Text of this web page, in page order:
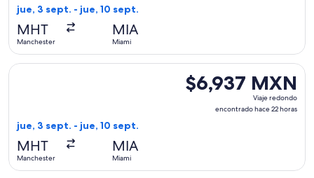
jue, 3 sept. - jue, 10 sept.
MHT
Manchester
MIA
Miami
$6,937 MXN
Viaje
redondo,
$6,937 MXN
Viaje redondo
encontrado hace 22 horas
jue, 3 sept. - jue, 10 sept.
MHT
Manchester
MIA
Miami
Seleccionar vuelo de American Airlines, con salida el jue,